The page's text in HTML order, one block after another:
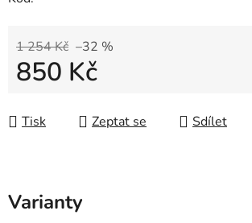
1 254 Kč –32 %
850 Kč
Tisk
Zeptat se Sdílet
Varianty